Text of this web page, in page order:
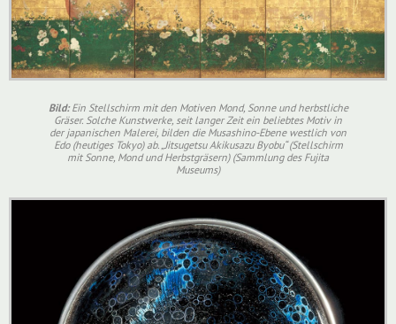
Bild:Ein Stellschirm mit den Motiven Mond, Sonne und herbstliche
Gräser. Solche Kunstwerke, seit langer Zeit ein beliebtes Motiv in
der japanischen Malerei, bilden die Musashino-Ebene westlich von
Edo (heutiges Tokyo) ab. „Jitsugetsu Akikusazu Byobu“ (Stellschirm
mit Sonne, Mond und Herbstgräsern) (Sammlung des Fujita
Museums)